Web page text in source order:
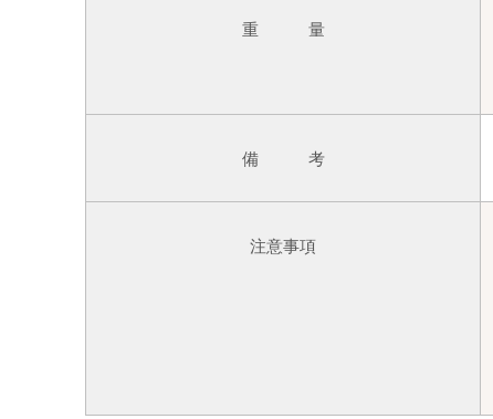
重 量
備 考
注意事項